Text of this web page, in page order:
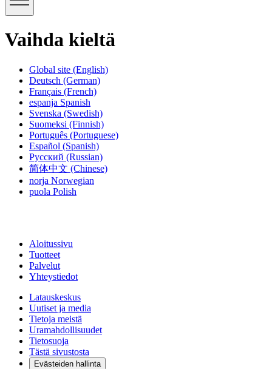
Vaihda kieltä
Global site (English)
Deutsch (German)
Français (French)
espanja Spanish
Svenska (Swedish)
Suomeksi (Finnish)
Português (Portuguese)
Español (Spanish)
Русский (Russian)
简体中文 (Chinese)
norja Norwegian
puola Polish
Aloitussivu
Tuotteet
Palvelut
Yhteystiedot
Latauskeskus
Uutiset ja media
Tietoja meistä
Uramahdollisuudet
Tietosuoja
Tästä sivustosta
Evästeiden hallinta